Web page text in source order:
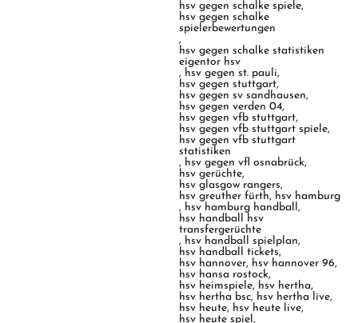
hsv gegen schalke spiele,
hsv gegen schalke
spielerbewertungen
,
hsv gegen schalke statistiken
eigentor hsv
, hsv gegen st. pauli,
hsv gegen stuttgart,
hsv gegen sv sandhausen,
hsv gegen verden 04,
hsv gegen vfb stuttgart,
hsv gegen vfb stuttgart spiele,
hsv gegen vfb stuttgart
statistiken
, hsv gegen vfl osnabrück,
hsv gerüchte,
hsv glasgow rangers,
hsv greuther fürth, hsv hamburg
, hsv hamburg handball,
hsv handball hsv
transfergerüchte
, hsv handball spielplan,
hsv handball tickets,
hsv hannover, hsv hannover 96,
hsv hansa rostock,
hsv heimspiele, hsv hertha,
hsv hertha bsc, hsv hertha live,
hsv heute, hsv heute live,
hsv heute spiel,